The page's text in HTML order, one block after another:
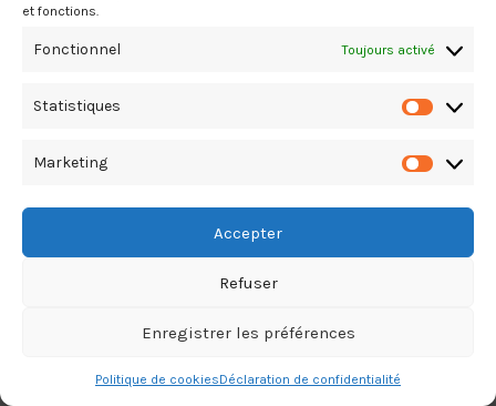
et fonctions.
Fonctionnel Toujours activé
Statistiques
Marketing
Accepter
Refuser
Enregistrer les préférences
Politique de cookiesDéclaration de confidentialité